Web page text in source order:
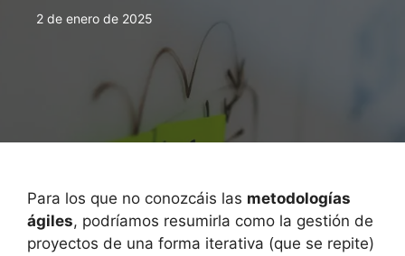
2 de enero de 2025
Para los que no conozcáis las metodologías
ágiles, podríamos resumirla como la gestión de
proyectos de una forma iterativa (que se repite)